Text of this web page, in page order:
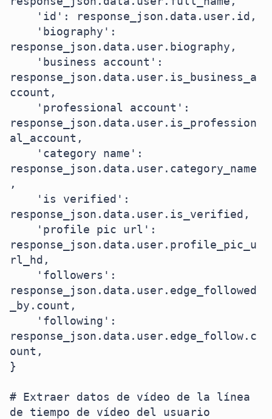
response_json.data.user.biography,
response_json.data.user.is_business_a
ccount,
response_json.data.user.is_profession
al_account,
response_json.data.user.category_name
,
response_json.data.user.is_verified,
response_json.data.user.profile_pic_u
rl_hd,
response_json.data.user.edge_followed
_by.count,
response_json.data.user.edge_follow.c
ount,
}
# Extraer datos de vídeo de la línea
de tiempo de vídeo del usuario